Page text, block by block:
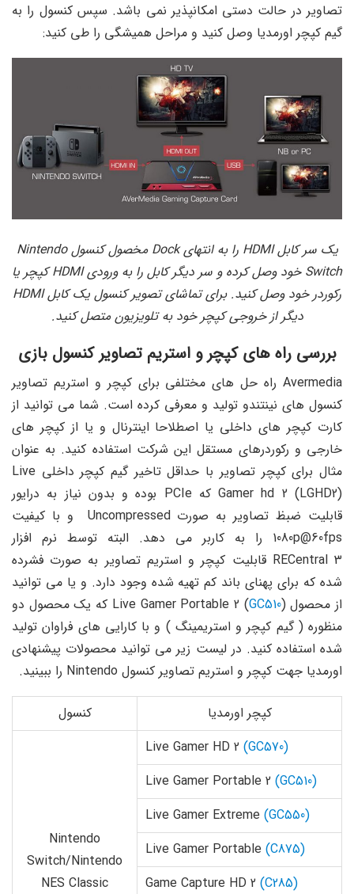
تصاویر در حالت دستی امکانپذیر نمی باشد. سپس کنسول را به
گیم کپچر اورمدیا وصل کنید و مراحل همیشگی را طی کنید:
یک سر کابلHDMI را به انتهایDock مخصول کنسولNintendo
Switch خود وصل کرده و سر دیگر کابل را به ورودیHDMIکپچر یا
رکوردر خود وصل کنید. برای تماشای تصویر کنسول یک کابلHDMI
دیگر از خروجی کپچر خود به تلویزیون متصل کنید.
بررسی راه های کپچر و استریم تصاویر کنسول بازی
Avermedia راه حل های مختلفی برای کپچر و استریم تصاویر
کنسول های نینتندو تولید و معرفی کرده است. شما می توانید از
کارت کپچر های داخلی یا اصطلاحا اینترنال و یا از کپچر های
خارجی و رکوردرهای مستقل این شرکت استفاده کنید. به عنوان
مثال برای کپچر تصاویر با حداقل تاخیر گیم کپچر داخلی Live
Gamer hd 2 (LGHD2) که PCIe بوده و بدون نیاز به درایور
قابلیت ضبظ تصاویر به صورت Uncompressed و با کیفیت
1080p@60fps را به کاربر می دهد. البته توسط نرم افزار
RECentral 3 قابلیت کپچر و استریم تصاویر به صورت فشرده
شده که برای پهنای باند کم تهیه شده وجود دارد. و یا می توانید
از محصول (Live Gamer Portable 2 (GC510
که یک محصول دو
منظوره ( گیم کپچر و استریمینگ ) و با کارایی های فراوان تولید
شده استفاده کنید. در لیست زیر می توانید محصولات پیشنهادی
اورمدیا جهت کپچر و استریم تصاویر کنسول Nintendo را ببینید.
کپچر اورمدیا
کنسول
Live Gamer HD 2 (GC570)
Nintendo
Switch/Nintendo
NES Classic
Live Gamer Portable 2 (GC510)
Live Gamer Extreme (GC550)
Live Gamer Portable (C875)
Game Capture HD 2 (C285)